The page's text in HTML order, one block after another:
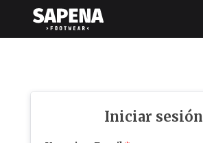
Iniciar sesión